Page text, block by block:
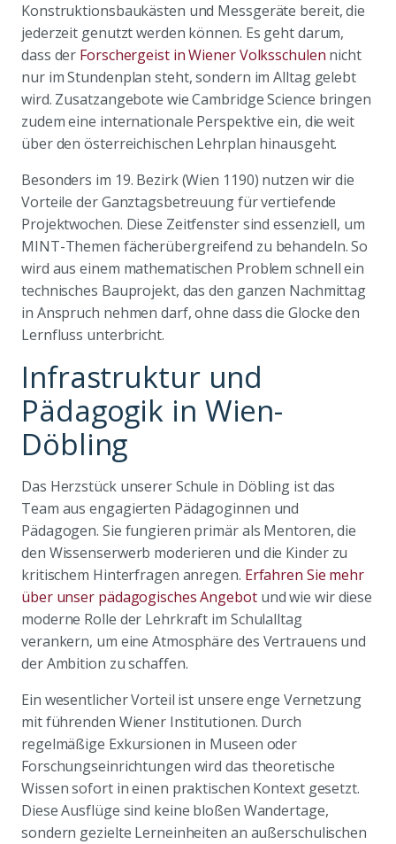
Konstruktionsbaukästen und Messgeräte bereit, die
jederzeit genutzt werden können. Es geht darum,
dass der Forschergeist in Wiener Volksschulen nicht
nur im Stundenplan steht, sondern im Alltag gelebt
wird. Zusatzangebote wie Cambridge Science bringen
zudem eine internationale Perspektive ein, die weit
über den österreichischen Lehrplan hinausgeht.
Besonders im 19. Bezirk (Wien 1190) nutzen wir die
Vorteile der Ganztagsbetreuung für vertiefende
Projektwochen. Diese Zeitfenster sind essenziell, um
MINT-Themen fächerübergreifend zu behandeln. So
wird aus einem mathematischen Problem schnell ein
technisches Bauprojekt, das den ganzen Nachmittag
in Anspruch nehmen darf, ohne dass die Glocke den
Lernfluss unterbricht.
Infrastruktur und
Pädagogik in Wien-
Döbling
Das Herzstück unserer Schule in Döbling ist das
Team aus engagierten Pädagoginnen und
Pädagogen. Sie fungieren primär als Mentoren, die
den Wissenserwerb moderieren und die Kinder zu
kritischem Hinterfragen anregen. Erfahren Sie mehr
über unser pädagogisches Angebotund wie wir diese
moderne Rolle der Lehrkraft im Schulalltag
verankern, um eine Atmosphäre des Vertrauens und
der Ambition zu schaffen.
Ein wesentlicher Vorteil ist unsere enge Vernetzung
mit führenden Wiener Institutionen. Durch
regelmäßige Exkursionen in Museen oder
Forschungseinrichtungen wird das theoretische
Wissen sofort in einen praktischen Kontext gesetzt.
Diese Ausflüge sind keine bloßen Wandertage,
sondern gezielte Lerneinheiten an außerschulischen